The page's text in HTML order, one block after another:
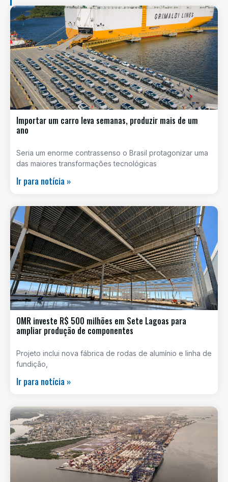
Importar um carro leva semanas, produzir mais de um
ano
Seria um enorme contrassenso o Brasil protagonizar uma
das maiores transformações tecnológicas
Ir para notícia »
OMR investe R$ 500 milhões em Sete Lagoas para
ampliar produção de componentes
Projeto inclui nova fábrica de rodas de alumínio e linha de
fundição,
Ir para notícia »